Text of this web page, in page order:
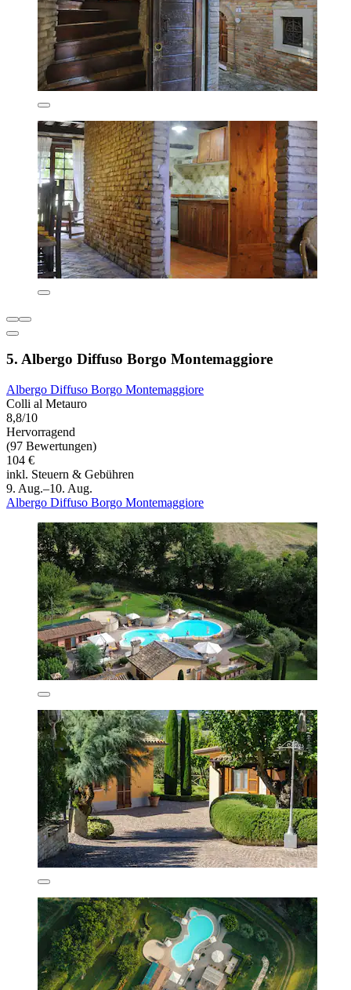
5. Albergo Diffuso Borgo Montemaggiore
Albergo Diffuso Borgo Montemaggiore
Colli al Metauro
8,8/10
Hervorragend
(97 Bewertungen)
104 €
inkl. Steuern & Gebühren
9. Aug.–10. Aug.
Albergo Diffuso Borgo Montemaggiore